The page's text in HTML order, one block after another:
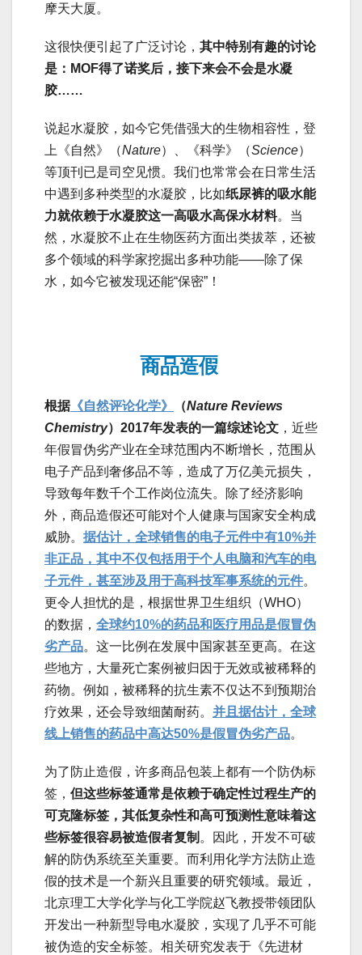
摩天大厦。
这很快便引起了广泛讨论， 其中特别有趣的讨论
是：MOF得了诺奖后，接下来会不会是水凝
胶……
说起水凝胶，如今它凭借强大的生物相容性，登
上《自然》（Nature）、《科学》（Science）
等顶刊已是司空见惯。我们也常常会在日常生活
中遇到多种类型的水凝胶，比如纸尿裤的吸水能
力就依赖于水凝胶这一高吸水高保水材料。当
然，水凝胶不止在生物医药方面出类拔萃，还被
多个领域的科学家挖掘出多种功能——除了保
水，如今它被发现还能“保密”！
商品造假
根据《自然评论化学》 （Nature Reviews
Chemistry）2017年发表的一篇综述论文 ，近些
年假冒伪劣产业在全球范围内不断增长，范围从
电子产品到奢侈品不等，造成了万亿美元损失，
导致每年数千个工作岗位流失。除了经济影响
外，商品造假还可能对个人健康与国家安全构成
威胁。 据估计，全球销售的电子元件中有10%并
非正品，其中不仅包括用于个人电脑和汽车的电
子元件，甚至涉及用于高科技军事系统的元件。
更令人担忧的是，根据世界卫生组织（WHO）
的数据， 全球约10%的药品和医疗用品是假冒伪
劣产品。这一比例在发展中国家甚至更高。在这
些地方，大量死亡案例被归因于无效或被稀释的
药物。例如，被稀释的抗生素不仅达不到预期治
疗效果，还会导致细菌耐药。 并且据估计，全球
线上销售的药品中高达50%是假冒伪劣产品。
为了防止造假，许多商品包装上都有一个防伪标
签， 但这些标签通常是依赖于确定性过程生产的
可克隆标签，其低复杂性和高可预测性意味着这
些标签很容易被造假者复制 。因此，开发不可破
解的防伪系统至关重要。而利用化学方法防止造
假的技术是一个新兴且重要的研究领域。最近，
北京理工大学化学与化工学院赵飞教授带领团队
开发出一种新型导电水凝胶，实现了几乎不可能
被伪造的安全标签。相关研究发表于《先进材